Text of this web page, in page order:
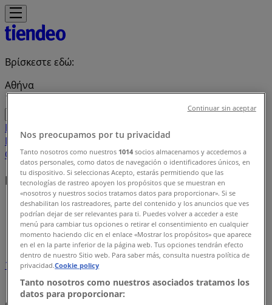
Βρίσκεστε εδώ:
Αθήνα
Featured
ΠαιχνίδιαΗλεκτρονικά ΑθλητικάΙδιοΚατασκευές
ΟμορφιάΕστιατόριαΜηχανοκίνησηΤαξίδια
Μάρκες
Tiendeo»
Ευρετήριο επωνυμίας
1 34
Panasonic
Nos preocupamos por tu privacidad
Tanto nosotros como nuestros 1014 socios almacenamos y accedemos a
datos personales, como datos de navegación o identificadores únicos, en
tu dispositivo. Si seleccionas Acepto, estarás permitiendo que las
tecnologías de rastreo apoyen los propósitos que se muestran en
«nosotros y nuestros socios tratamos datos para proporcionar». Si se
deshabilitan los rastreadores, parte del contenido y los anuncios que ves
podrían dejar de ser relevantes para ti. Puedes volver a acceder a este
menú para cambiar tus opciones o retirar el consentimiento en cualquier
momento haciendo clic en el enlace «Mostrar los propósitos» que aparece
en el en la parte inferior de la página web. Tus opciones tendrán efecto
dentro de nuestro Sitio web. Para saber más, consulta nuestra política de
privacidad.Cookie policy
Tanto nosotros como nuestros asociados tratamos los
datos para proporcionar:
Continuar sin aceptar